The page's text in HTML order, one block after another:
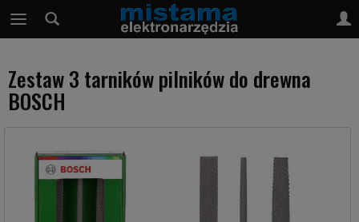
Zestaw 3 tarników pilników do drewna
BOSCH